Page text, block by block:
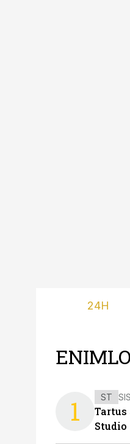
24H
1 ST
Tartus
Studio